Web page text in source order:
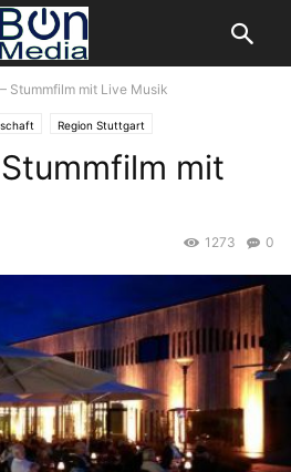
Stummfilm mit Live Musik
Region Stuttgart
mit
0
1273